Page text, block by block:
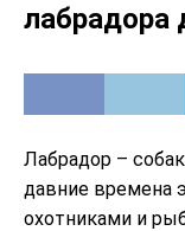
лабрадора
Лабрадор –
давние времена
охотниками и